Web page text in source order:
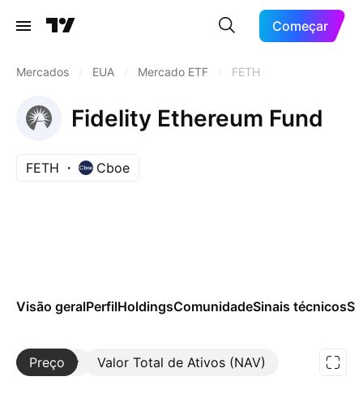
Começar
Mercados EUA Mercado ETF FETH
Fidelity Ethereum Fund
FETH Cboe
Visão geralPerfilHoldingsComunidadeSinais técnicos
Preço Valor Total de Ativos (NAV)
Mais